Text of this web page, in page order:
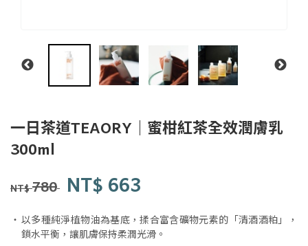
一日茶道TEAORY｜蜜柑紅茶全效潤膚乳
300ml
Y0093
一日
lit-
tê-
NT$780 NT$ 663
以多種純淨植物油為基底，揉合富含礦物元素的「清酒酒粕」，
鎖水平衡，讓肌膚保持柔潤光滑。